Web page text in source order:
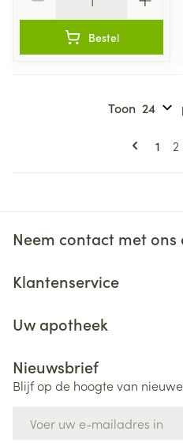
Bestel
U
1 2
Toon
Neem contact met ons
Klantenservice
Uw apotheek
Nieuwsbrief
Blijf op de hoogte van